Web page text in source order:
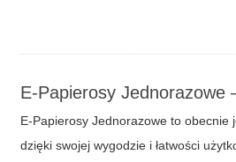
E-Papierosy Jednorazowe
E-Papierosy Jednorazowe to obecnie
dzięki swojej wygodzie i łatwości